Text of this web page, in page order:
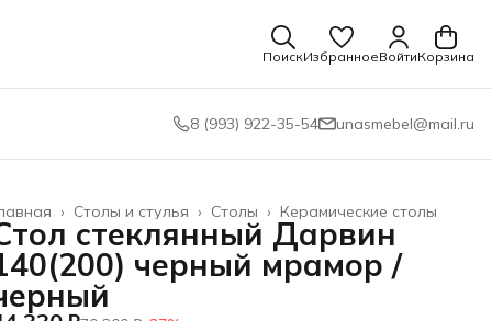
ПоискИзбранноеВойтиКорзина
8 (993) 922-35-54 unasmebel@mail.ru
Керамические столы
Столы ›
Столы и стулья ›
›
стеклянный Дарвин
черный мрамор /